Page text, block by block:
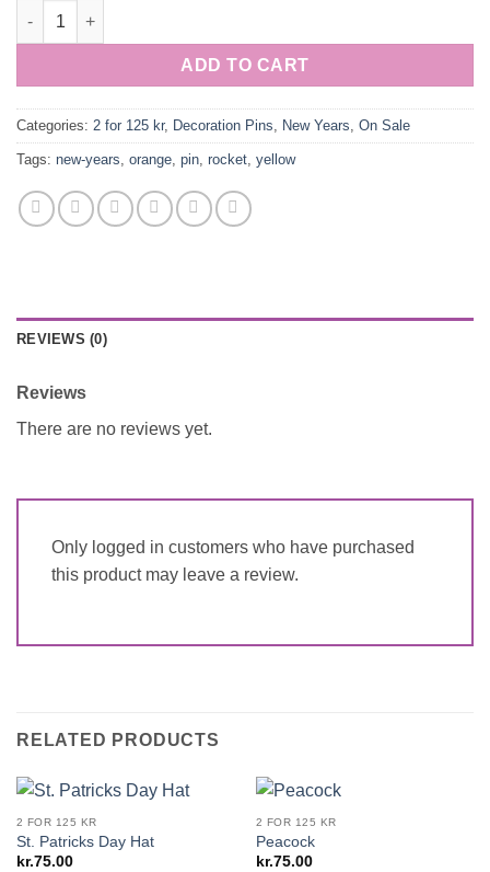
Orange/Yellow Slanted New Years Rocket quantity
ADD TO CART
Categories: 2 for 125 kr, Decoration Pins, New Years, On Sale
Tags: new-years, orange, pin, rocket, yellow
REVIEWS (0)
Reviews
There are no reviews yet.
Only logged in customers who have purchased
this product may leave a review.
RELATED PRODUCTS
2 FOR 125 KR
St. Patricks Day Hat
kr.75.00
2 FOR 125 KR
Peacock
kr.75.00